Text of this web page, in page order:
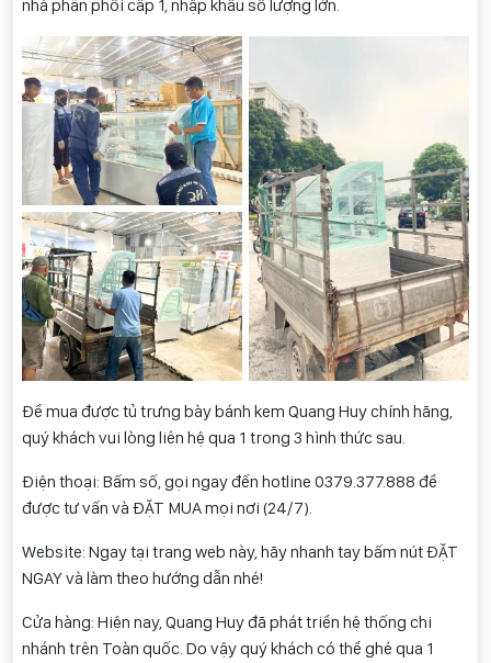
nhà phân phối cấp 1, nhập khẩu số lượng lớn.
Để mua được tủ trưng bày bánh kem Quang Huy chính hãng,
quý khách vui lòng liên hệ qua 1 trong 3 hình thức sau.
Điện thoại: Bấm số, gọi ngay đến hotline 0379.377.888 để
được tư vấn và ĐẶT MUA mọi nơi (24/7).
Website: Ngay tại trang web này, hãy nhanh tay bấm nút ĐẶT
NGAY và làm theo hướng dẫn nhé!
Cửa hàng: Hiện nay, Quang Huy đã phát triển hệ thống chi
nhánh trên Toàn quốc. Do vậy quý khách có thể ghé qua 1